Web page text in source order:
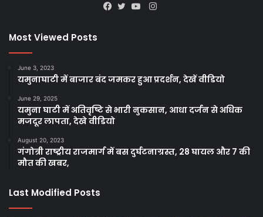
Instagram
Most Viewed Posts
June 3, 2023
यमुनाघाटी में बाजार बंद जमकर हुआ प्रदर्शन, देखें वीडियो
June 29, 2025
यमुना घाटी में अतिवृष्टि से भारी नुकसान, आधा दर्जन से अधिक
मजदूर लापता, देखे वीडियो
August 20, 2023
गंगोत्री राष्ट्रीय राजमार्ग में बस दुर्घटनाग्रस्त, 28 घायल और 7 की
मौत की खबर,
Last Modified Posts